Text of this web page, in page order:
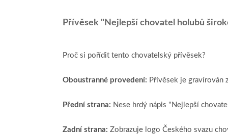
Přívěsek "Nejlepší chovatel holubů
Proč si pořídit tento chovatelský přívěsek?
Oboustranné provedení: Přívěsek je gravírován
Přední strana: Nese hrdý nápis "Nejlepší
Zadní strana: Zobrazuje logo Českého svazu